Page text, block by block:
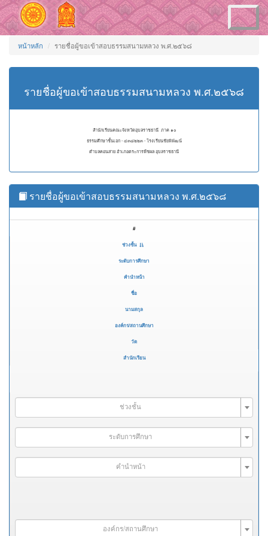
Toggle
navigation
หน้าหลัก รายชื่อผู้ขอเข้าสอบธรรมสนามหลวง พ.ศ.๒๕๖๘
รายชื่อผู้ขอเข้าสอบธรรมสนามหลวง พ.ศ.๒๕๖๘
สำนักเรียนคณะจังหวัดอุบลราชธานี ภาค ๑๐
ธรรมศึกษาชั้นเอก - ๔๓๘๒๒๓ - โรงเรียนชัยพิพัฒน์
ตำบลคอนสาย อำเภอตระการพืชผล อุบลราชธานี
รายชื่อผู้ขอเข้าสอบธรรมสนามหลวง พ.ศ.๒๕๖๘
#
ช่วงชั้น
ระดับการศึกษา
คำนำหน้า
ชื่อ
นามสกุล
องค์กร/สถานศึกษา
วัด
สำนักเรียน
ช่วงชั้น
ระดับการศึกษา
คำนำหน้า
องค์กร/สถานศึกษา